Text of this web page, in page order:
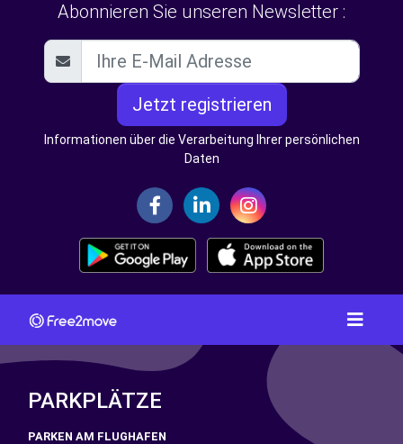
Abonnieren Sie unseren Newsletter :
Jetzt registrieren
Informationen über die Verarbeitung Ihrer persönlichen
Daten
PARKPLÄTZE
PARKEN AM FLUGHAFEN